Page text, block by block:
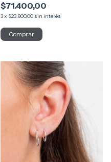
$71.400,00
3x $23.800,00 sin interés